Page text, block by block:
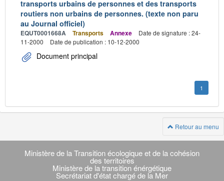
transports urbains de personnes et des transports
routiers non urbains de personnes. (texte non paru
au Journal officiel)
EQUT0001668A Transports Annexe
Date de signature : 24-
11-2000
Date de publication : 10-12-2000
Document principal
1
Retour au menu
Navigation
transverse
Ministère de la Transition écologique et de la cohésion
des territoires
Ministère de la transition énérgétique
Secrétariat d'état chargé de la Mer